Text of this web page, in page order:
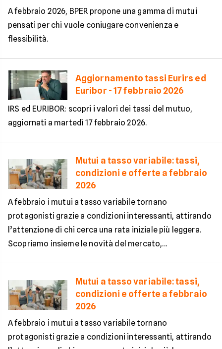
A febbraio 2026, BPER propone una gamma di mutui
pensati per chi vuole coniugare convenienza e
flessibilità.
Aggiornamento tassi Eurirs ed
Euribor - 17 febbraio 2026
IRS ed EURIBOR: scopri i valori dei tassi del mutuo,
aggiornati a martedì 17 febbraio 2026.
Mutui a tasso variabile: tassi,
condizioni e offerte a febbraio
2026
A febbraio i mutui a tasso variabile tornano
protagonisti grazie a condizioni interessanti, attirando
l’attenzione di chi cerca una rata iniziale più leggera.
Scopriamo insieme le novità del mercato,...
Mutui a tasso variabile: tassi,
condizioni e offerte a febbraio
2026
A febbraio i mutui a tasso variabile tornano
protagonisti grazie a condizioni interessanti, attirando